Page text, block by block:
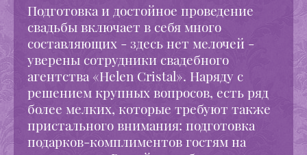
Подготовка и достойное проведение
свадьбы включает в себя много
составляющих - здесь нет мелочей -
уверены сотрудники свадебного
агентства «Helen Cristal». Наряду с
решением крупных вопросов, есть ряд
более мелких, которые требуют также
пристального внимания: подготовка
подарков-комплиментов гостям на